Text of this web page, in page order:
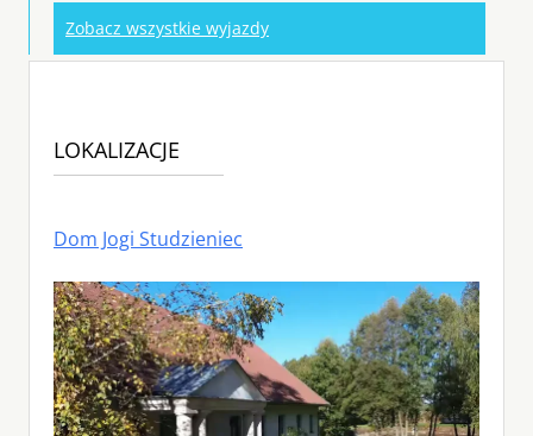
Zobacz wszystkie wyjazdy
LOKALIZACJE
Dom Jogi Studzieniec